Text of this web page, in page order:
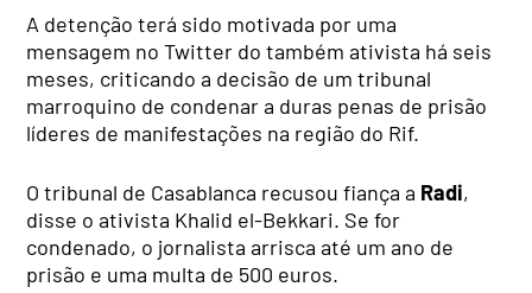
A detenção terá sido motivada por uma
mensagem no Twitter do também ativista há seis
meses, criticando a decisão de um tribunal
marroquino de condenar a duras penas de prisão
líderes de manifestações na região do Rif.
O tribunal de Casablanca recusou fiança a Radi,
disse o ativista Khalid el-Bekkari. Se for
condenado, o jornalista arrisca até um ano de
prisão e uma multa de 500 euros.